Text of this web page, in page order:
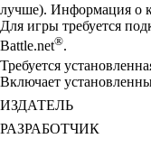
лучше). Информация о
Для игры требуется
Battle.net®.
Требуется
Включает
ИЗДАТЕЛЬ
РАЗРАБОТЧИК